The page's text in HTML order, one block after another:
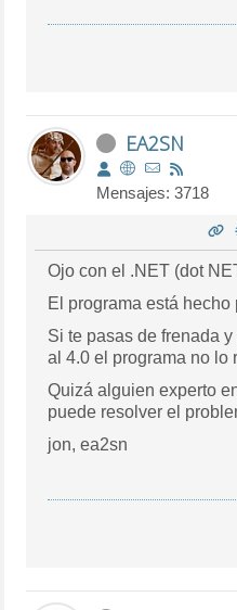
EA2SN
Mensajes: 3718
Ojo con el .NET (dot
El programa está hecho
Si te pasas de frenada
al 4.0 el programa no lo
Quizá alguien experto
puede resolver el
jon, ea2sn